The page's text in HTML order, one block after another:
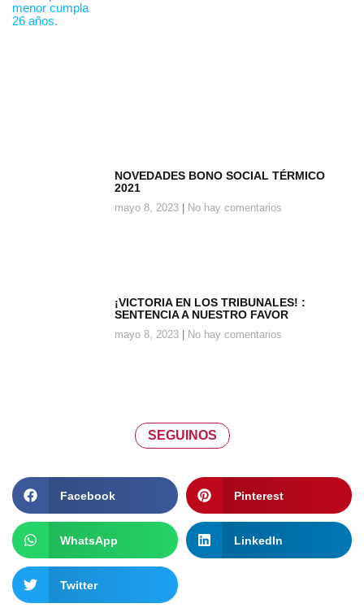
NOVEDADES BONO SOCIAL TÉRMICO
2021
mayo 8, 2023 No hay comentarios
¡VICTORIA EN LOS TRIBUNALES! :
SENTENCIA A NUESTRO FAVOR
mayo 8, 2023 No hay comentarios
SEGUINOS
Facebook Pinterest
WhatsApp LinkedIn
Twitter